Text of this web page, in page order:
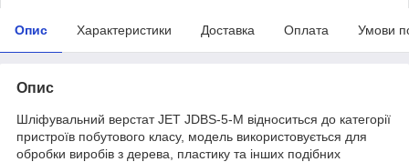
Опис Характеристики Доставка Оплата Умови
Опис
Шліфувальний верстат JET JDBS-5-M відноситься до категорії
пристроїв побутового класу, модель використовується для
обробки виробів з дерева, пластику та інших подібних